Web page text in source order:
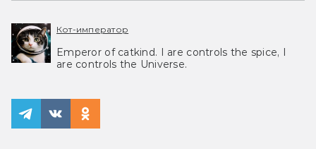
Кот-император
Emperor of catkind. I are controls the spice, I
are controls the Universe.